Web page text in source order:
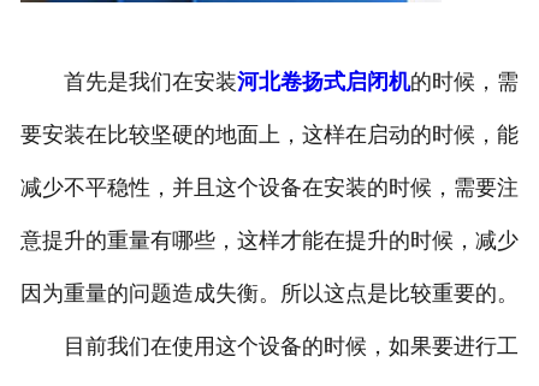
首先是我们在安装河北卷扬式启闭机的时候，需
要安装在比较坚硬的地面上，这样在启动的时候，能
减少不平稳性，并且这个设备在安装的时候，需要注
意提升的重量有哪些，这样才能在提升的时候，减少
因为重量的问题造成失衡。所以这点是比较重要的。
目前我们在使用这个设备的时候，如果要进行工